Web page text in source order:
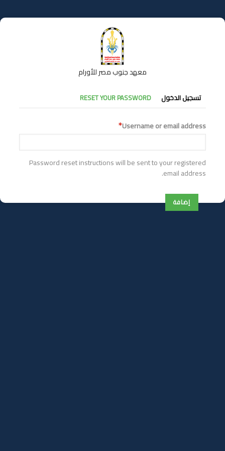
إلى
المحتوى
معهد جنوب مصر للأورام
التبويبات
الأساسية
تسجيل الدخول RESET YOUR PASSWORD
Username or email address
Password reset instructions will be sent to your registered
email address.